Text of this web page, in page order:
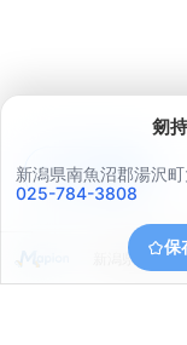
剱
新潟県南魚沼郡湯沢
025-784-3808
保
新潟県南魚
アプリで見る